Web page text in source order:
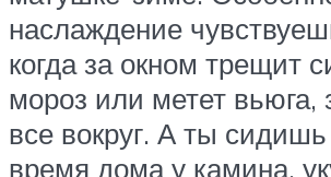
наслаждение
когда за окном трещит
мороз или метет вьюга,
все вокруг. А ты сидишь
время дома у камина,